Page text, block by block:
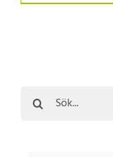
efter: